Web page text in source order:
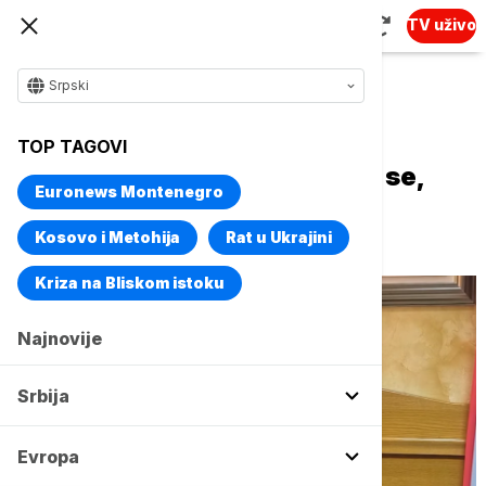
TV uživo
Srpski
TOP TAGOVI
Euronews Montenegro
Kosovo i Metohija Rat u Ukrajini
Kriza na Bliskom istoku
Najnovije
Srbija
Evropa
Knežević: Ne prebrojavajmo se,
pružima jedni drugima ruku,
pomirimo se